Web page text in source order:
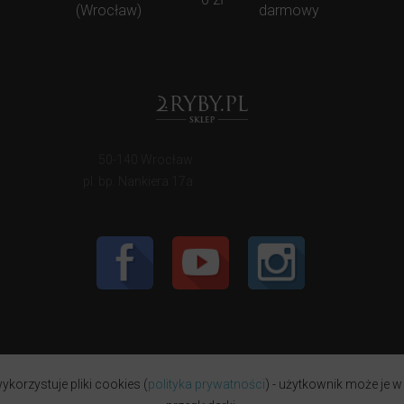
(Wrocław)
darmowy
pliki cookies (polityka prywatności) - użytkownik może je